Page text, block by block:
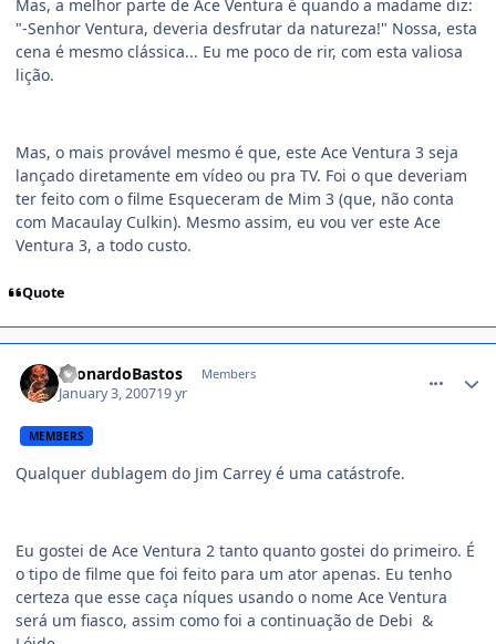
Mas, a melhor parte de Ace Ventura é quando a madame diz:
"-Senhor Ventura, deveria desfrutar da natureza!" Nossa, esta
cena é mesmo clássica... Eu me poco de rir, com esta valiosa
lição.
Mas, o mais provável mesmo é que, este Ace Ventura 3 seja
lançado diretamente em vídeo ou pra TV. Foi o que deveriam
ter feito com o filme Esqueceram de Mim 3 (que, não conta
com Macaulay Culkin). Mesmo assim, eu vou ver este Ace
Ventura 3, a todo custo.
Quote
LeonardoBastos Members
January 3, 200719 yr
MEMBERS
Qualquer dublagem do Jim Carrey é uma catástrofe.
Eu gostei de Ace Ventura 2 tanto quanto gostei do primeiro. É
o tipo de filme que foi feito para um ator apenas. Eu tenho
certeza que esse caça níques usando o nome Ace Ventura
será um fiasco, assim como foi a continuação de Debi &